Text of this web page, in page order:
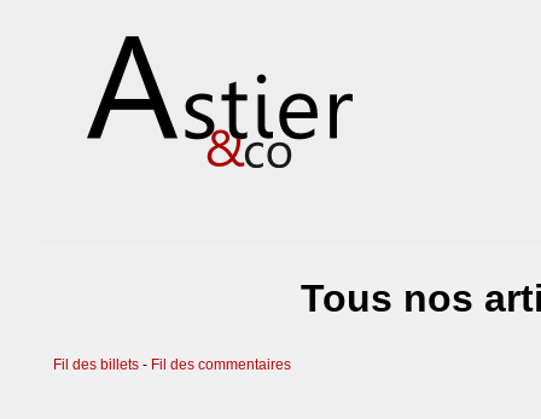
Tous nos
Fil des billets - Fil des commentaires